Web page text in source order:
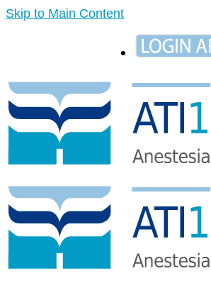
Skip to Main Content